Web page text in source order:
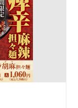
※1日1回限
のアツアツでジ
存分味わってく
公式アプリをダ
ぜひ魁力屋へお越